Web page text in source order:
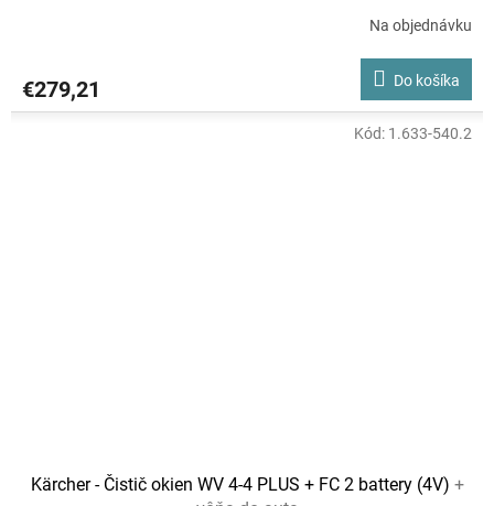
Na objednávku
€279,21 Do košíka
Kärcher - Čistič okien WV 4-4 PLUS + FC 2 battery (4V) +
Kód: 1.633-540.2